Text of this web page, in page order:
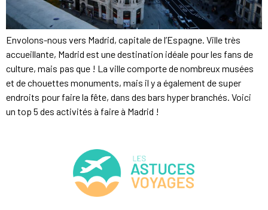
Envolons-nous vers Madrid, capitale de l’Espagne. Ville très
accueillante, Madrid est une destination idéale pour les fans de
culture, mais pas que ! La ville comporte de nombreux musées
et de chouettes monuments, mais il y a également de super
endroits pour faire la fête, dans des bars hyper branchés. Voici
un top 5 des activités à faire à Madrid !